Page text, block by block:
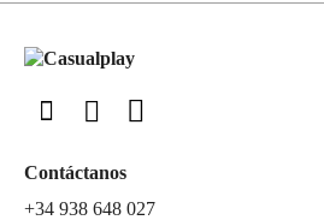
Contáctanos
+34 938 648 027